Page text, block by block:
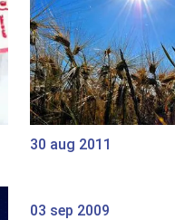
30 aug 2011
03 sep 2009